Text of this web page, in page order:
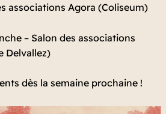
associations Agora (Coliseum)
– Salon des associations
Delvallez)
dès la semaine prochaine !